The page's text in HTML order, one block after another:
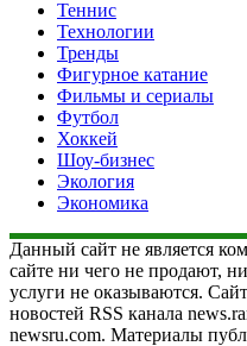
Теннис
Технологии
Тренды
Фигурное катание
Фильмы и сериалы
Футбол
Хоккей
Шоу-бизнес
Экология
Экономика
Данный сайт не является
сайте ни чего не продают,
услуги не оказываются.
новостей RSS канала
newsru.com. Материалы